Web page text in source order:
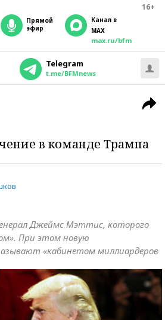
16+
прямой
эфир
Канал в
MAX
max.ru/bfm
Telegram
t.me/BFMnews
в команде Трампа
Джеймс Мэттис, которого
При этом новую
«кабинетом миллиардеров